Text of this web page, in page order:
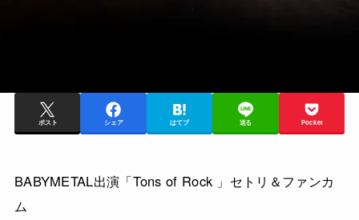
ポスト シェア はてブ 送る Pocket
BABYMETAL出演「Tons of Rock 」セトリ＆ファンカ
ム